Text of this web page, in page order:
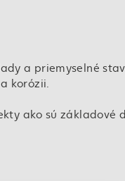
a priemyselné
korózii.
ako sú základové